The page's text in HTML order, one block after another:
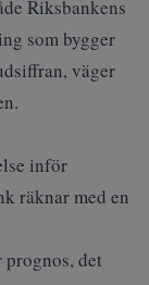
Riksbankens
som bygger
väger
inför
räknar med en
det